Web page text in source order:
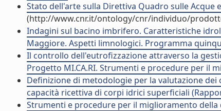
Stato dell'arte sulla Direttiva Quadro sulle
(http://www.cnr.it/ontology/cnr/individuo/
Indagini sul bacino imbrifero. Caratteristiche
Maggiore. Aspetti limnologici. Programma
Il controllo dell'eutrofizzazione attraverso la
Progetto MI.CA.RI. Strumenti e procedure per il
Definizione di metodologie per la valutazione
capacità ricettiva di corpi idrici superficiali
Strumenti e procedure per il miglioramento